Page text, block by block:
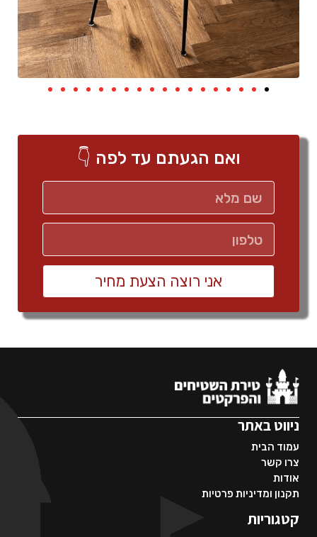
ואם הגעתם עד לפה 👇
אני רוצה הצעת מחיר
ניווט באתר
עמוד הבית
צרו קשר
אודות
תקנון ומדיניות פרטיות
קטגוריות